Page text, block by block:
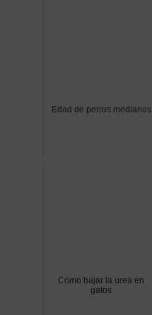
Edad de perros medianos
Como bajar la urea en
gatos